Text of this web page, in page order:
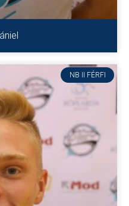
NB II FÉRFI